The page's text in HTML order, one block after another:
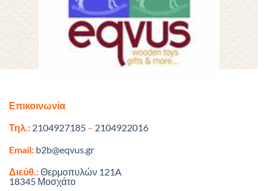
Επικοινωνία
Τηλ.: 2104927185 – 2104922016
Email: b2b@eqvus.gr
Διεύθ.:Θερμοπυλών 121A
18345 Μοσχάτο